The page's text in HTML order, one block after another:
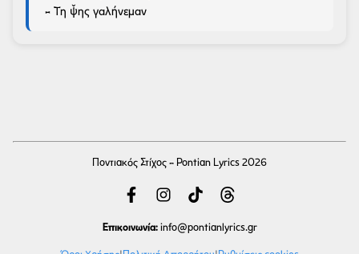
- Τη ψ̌ης γαλήνεμαν
Ποντιακός Στίχος - Pontian Lyrics 2026
Επικοινωνία: info@pontianlyrics.gr